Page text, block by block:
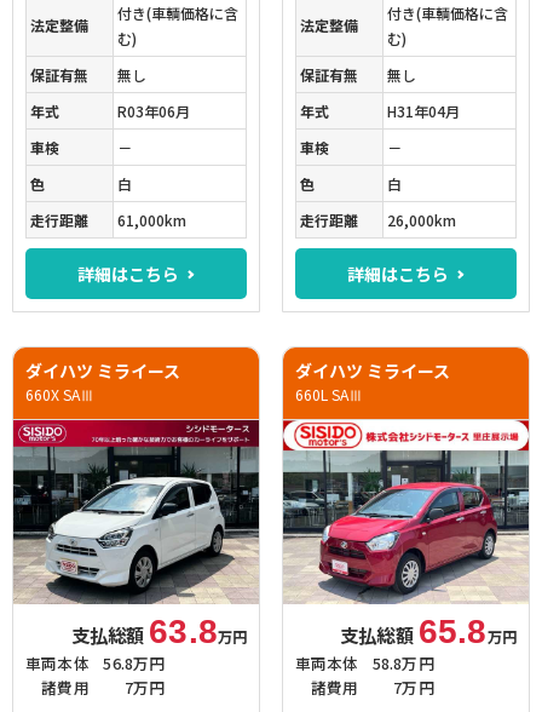
法定整備
付き(車輌価格に含
む)
保証有無
無し
年式
R03年06月
車検
－
色
白
走行距離
61,000km
詳細はこちら
法定整備
付き(車輌価格に含
む)
保証有無
無し
年式
H31年04月
車検
－
色
白
走行距離
26,000km
詳細はこちら
ダイハツ ミライース
660X SAⅢ
支払総額 63.8万円
車両本体
56.8万円
諸費用
7万円
ダイハツ ミライース
660L SAⅢ
支払総額 65.8万円
車両本体
58.8万円
諸費用
7万円